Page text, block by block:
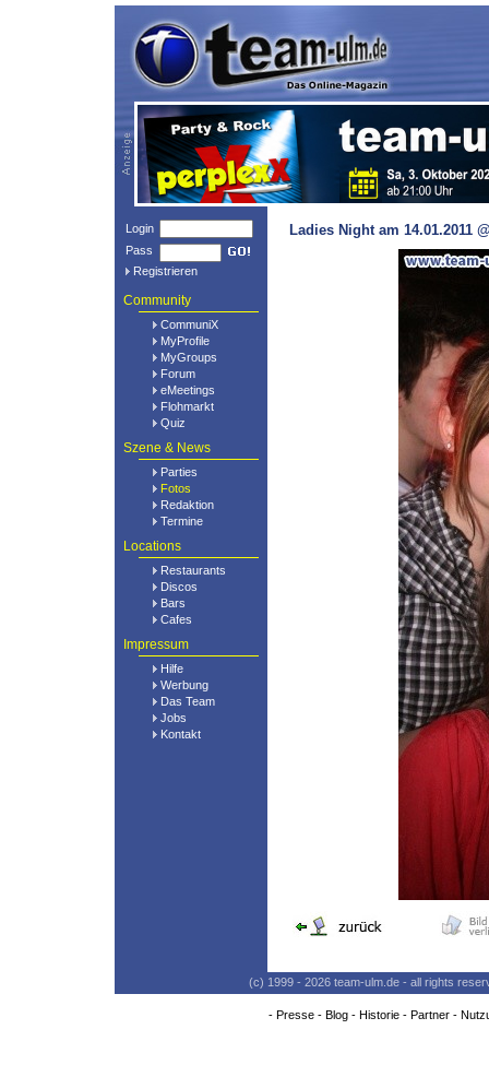
Login
Pass
Registrieren
Community
CommuniX
MyProfile
MyGroups
Forum
eMeetings
Flohmarkt
Quiz
Szene & News
Parties
Fotos
Redaktion
Termine
Locations
Restaurants
Discos
Bars
Cafes
Impressum
Hilfe
Werbung
Das Team
Jobs
Kontakt
Ladies Night am 14.01.2011
(c) 1999 - 2026 team-ulm.de - all rights
- Presse- Blog- Historie- Partner-